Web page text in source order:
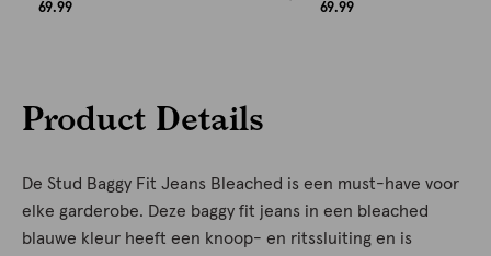
69.99
69.99
Product Details
De Stud Baggy Fit Jeans Bleached is een must-have voor
elke garderobe. Deze baggy fit jeans in een bleached
blauwe kleur heeft een knoop- en ritssluiting en is